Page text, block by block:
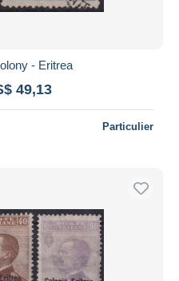
- Eritrea
49,13
Particulier